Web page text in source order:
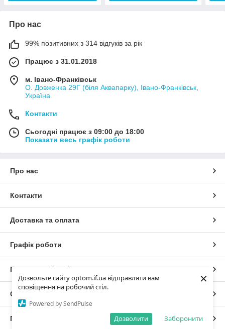
Дозвольте сайту optom.if.ua відправляти вам
сповіщення на робочий стіл.
Powered by SendPulse
Заборонити
Дозволити
×
Про нас
99% позитивних з 314 відгуків за рік
Працює з 31.01.2018
м. Івано-Франківськ
О. Довженка 29Г (біля Аквапарку), Івано-Франківськ,
Україна
Контакти
Сьогодні працює з 09:00 до 18:00
Показати весь графік роботи
Про нас
Контакти
Доставка та оплата
Графік роботи
Повна версія сайту
Сайт створено на маркетплейсі
Політика конфіденційності